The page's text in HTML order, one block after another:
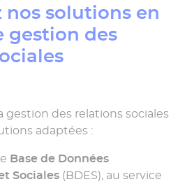
nos solutions en
gestion des
gestion des relations sociales
adaptées :
Base de Données
Sociales (BDES), au service